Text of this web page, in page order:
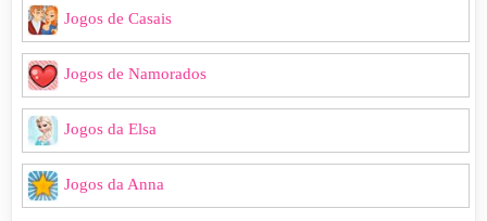
Jogos de Casais
Jogos de Namorados
Jogos da Elsa
Jogos da Anna